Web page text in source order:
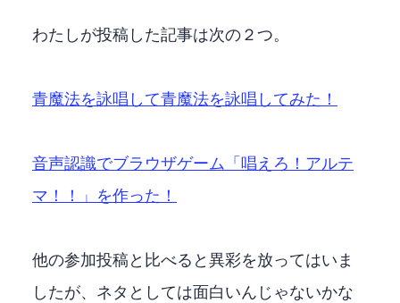
わたしが投稿した記事は次の２つ。
青魔法を詠唱して青魔法を詠唱してみた！
音声認識でブラウザゲーム FF14「唱えろ！アルテ
マ！！」を作った！
他の参加投稿と比べると異彩を放ってはいま
したが、ネタとしては面白いんじゃないかな